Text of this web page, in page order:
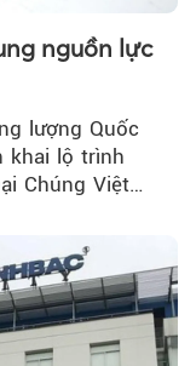
nguồn lực
lượng Quốc
khai lộ trình
Chúng Việt